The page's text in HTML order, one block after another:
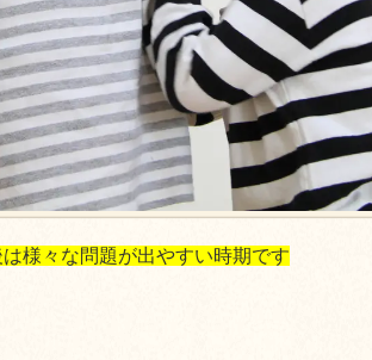
は様々な問題が出やすい時期です